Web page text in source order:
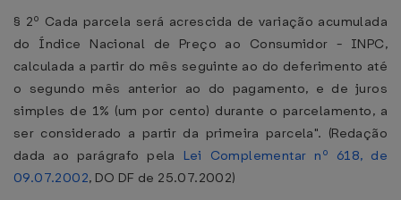
§ 2º Cada parcela será acrescida de variação acumulada
do Índice Nacional de Preço ao Consumidor - INPC,
calculada a partir do mês seguinte ao do deferimento até
o segundo mês anterior ao do pagamento, e de juros
simples de 1% (um por cento) durante o parcelamento, a
ser considerado a partir da primeira parcela". (Redação
dada ao parágrafo pela Lei Complementar nº 618, de
09.07.2002, DO DF de 25.07.2002)